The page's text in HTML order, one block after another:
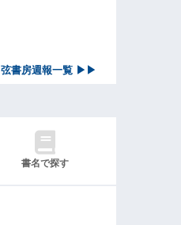
弦書房週報一覧 ▶▶
書名で探す